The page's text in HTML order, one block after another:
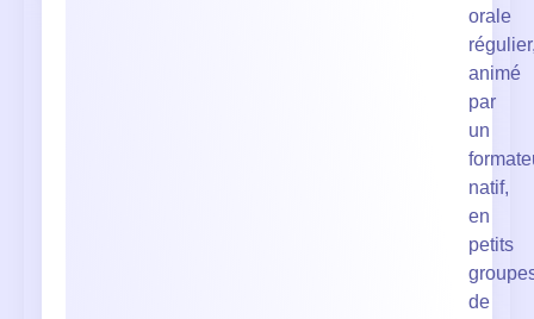
orale
animé
par
un
natif,
en
petits
de